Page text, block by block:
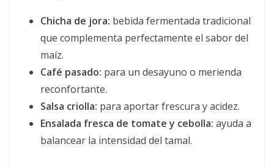
Chicha de jora: bebida fermentada tradicional
que complementa perfectamente el sabor del
maíz.
Café pasado: para un desayuno o merienda
reconfortante.
Salsa criolla: para aportar frescura y acidez.
Ensalada fresca de tomate y cebolla: ayuda a
balancear la intensidad del tamal.